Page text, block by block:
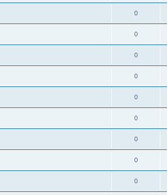
0
0
0
0
0
0
0
0
0